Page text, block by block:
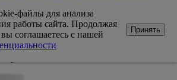
шоколадный кекс, яблоко, яблоко с
вишня, яблоко-груша, ягоды
файлы для анализа
работы сайта. Продолжая
вы соглашаетесь с нашей
Принять